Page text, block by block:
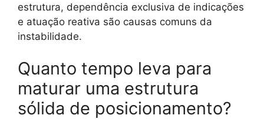
estrutura, dependência exclusiva de indicações
e atuação reativa são causas comuns da
instabilidade.
Quanto tempo leva para
maturar uma estrutura
sólida de posicionamento?